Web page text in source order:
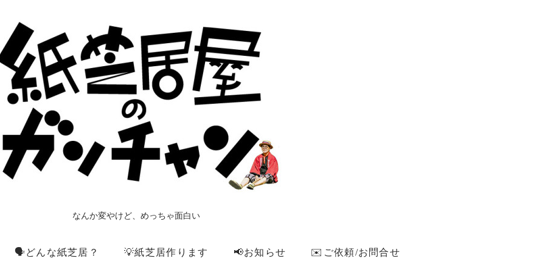
なんか変やけど、めっちゃ面白い
🗣️どんな紙芝居？ 💡紙芝居作ります 📢お知らせ ✉️ご依頼/お問合せ